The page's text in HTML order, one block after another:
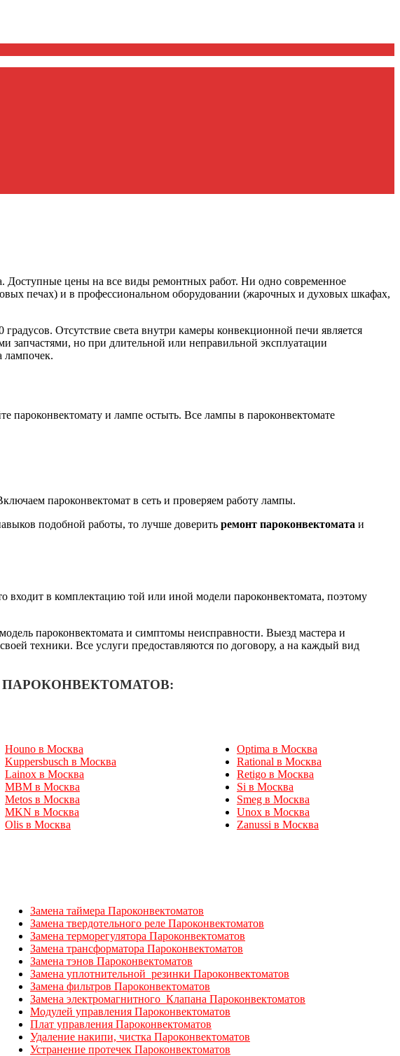
Доступные цены на все виды ремонтных работ. Ни одно современное
печах) и в профессиональном оборудовании (жарочных и духовых шкафах,
Отсутствие света внутри камеры конвекционной печи является
но при длительной или неправильной эксплуатации
лампочек.
пароконвектомату и лампе остыть. Все лампы в пароконвектомате
пароконвектомат в сеть и проверяем работу лампы.
подобной работы, то лучше доверить ремонт пароконвектомата и
входит в комплектацию той или иной модели пароконвектомата, поэтому
пароконвектомата и симптомы неисправности. Выезд мастера и
техники. Все услуги предоставляются по договору, а на каждый вид
Houno в Москва
Kuppersbusch в Москва
Lainox в Москва
MBM в Москва
Metos в Москва
MKN в Москва
Olis в Москва
Optima в Москва
Rational в Москва
Retigo в Москва
Si в Москва
Smeg в Москва
Unox в Москва
Zanussi в Москва
Замена таймера Пароконвектоматов
Замена твердотельного реле Пароконвектоматов
Замена терморегулятора Пароконвектоматов
Замена трансформатора Пароконвектоматов
Замена тэнов Пароконвектоматов
Замена уплотнительной резинки Пароконвектоматов
Замена фильтров Пароконвектоматов
Замена электромагнитного Клапана Пароконвектоматов
Модулей управления Пароконвектоматов
Плат управления Пароконвектоматов
Удаление накипи, чистка Пароконвектоматов
Устранение протечек Пароконвектоматов